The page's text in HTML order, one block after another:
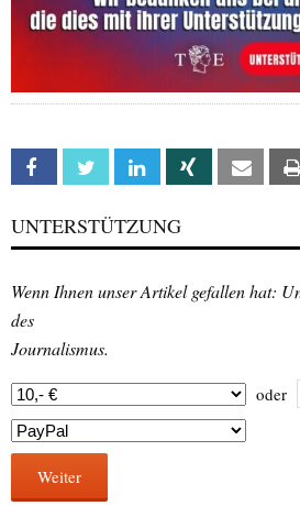
Facebook Twitter Linkedin Xing Email
UNTERSTÜTZUNG
Wenn Ihnen unser Artikel gefallen hat:
des
Journalismus.
oder
Weiter